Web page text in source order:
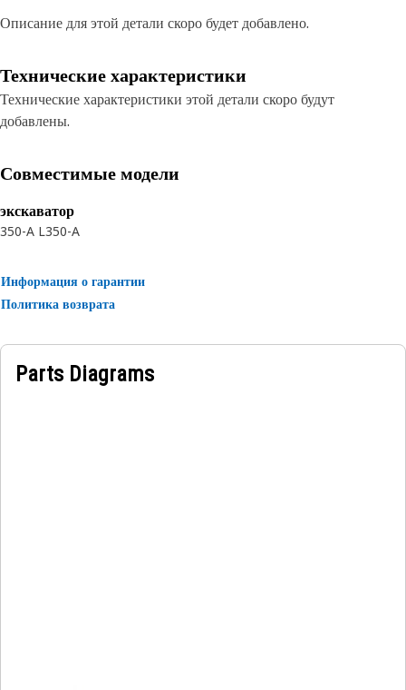
Описание для этой детали скоро будет добавлено.
Технические характеристики
Технические характеристики этой детали скоро будут
добавлены.
Совместимые модели
экскаватор
350-A L350-A
Информация о гарантии
Политика возврата
Parts Diagrams